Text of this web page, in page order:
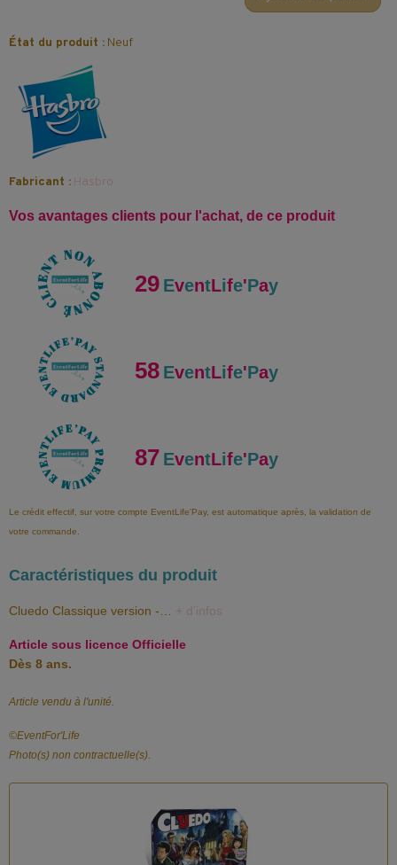
État du produit : Neuf
Fabricant : Hasbro
Vos avantages clients pour l'achat, de ce produit
29 EventLife'Pay
58 EventLife'Pay
87 EventLife'Pay
Le crédit effectif, sur votre compte EventLife'Pay, est automatique après, la validation de
votre commande.
Caractéristiques du produit
Cluedo Classique version -… + d’infos
Article sous licence Officielle
Dès 8 ans.
Article vendu à l'unité.
©️EventFor'Life
Photo(s) non contractuelle(s).